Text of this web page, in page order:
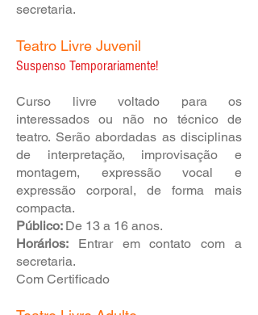
secretaria.
Teatro Livre Juvenil
Suspenso Temporariamente!
Curso livre voltado para os
interessados ou não no técnico de
teatro. Serão abordadas as disciplinas
de interpretação, improvisação e
montagem, expressão vocal e
expressão corporal, de forma mais
compacta.
​Público: De 13 a 16 anos.
Horários: Entrar em contato com a
secretaria.
Com Certificado